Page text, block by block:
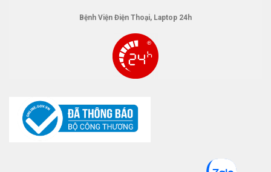
Bệnh Viện Điện Thoại, Laptop 24h